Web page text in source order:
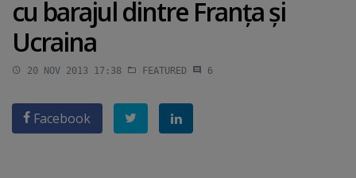
cu barajul dintre Franţa şi
Ucraina
20 NOV 2013 17:38 FEATURED 6
Facebook